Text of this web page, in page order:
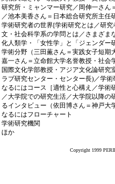
研究所・ミャンマー研究／岡伸一さん
／池本美香さん＝日本総合研究所主任
学術研究者の世界[学術研究とは／研
文・社会科学系の学問とは／さまざま
化人類学・「女性学」と「ジェンダー
学術分野（三田薫さん＝実践女子短期
嘉一さん＝立命館大学名誉教授・社会
国際文化学部教授・アジア文化論研究
ラブ研究センター・センター長)／学
なるにはコース［適性と心構え／学術
／大学院での研究生活／大学院以降の
るインタビュー（依田博さん＝神戸大
なるにはフローチャート
学術研究機関
ほか
Copyright 1999